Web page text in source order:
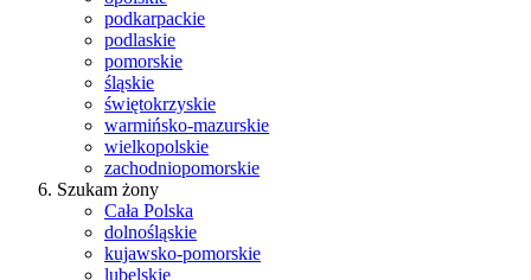
podkarpackie
podlaskie
pomorskie
śląskie
świętokrzyskie
warmińsko-mazurskie
wielkopolskie
zachodniopomorskie
Szukam żony
Cała Polska
dolnośląskie
kujawsko-pomorskie
lubelskie